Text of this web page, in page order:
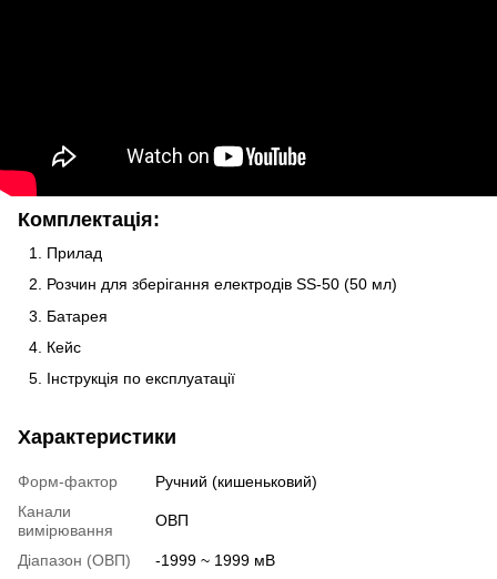
Комплектація:
Прилад
Розчин для зберігання електродів SS-50 (50 мл)
Батарея
Кейс
Інструкція по експлуатації
Характеристики
Форм-фактор
Ручний (кишеньковий)
Канали
вимірювання
ОВП
Діапазон (ОВП)
-1999 ~ 1999 мВ